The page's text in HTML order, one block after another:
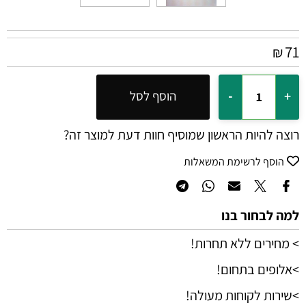
₪71
הוסף לסל
רוצה להיות הראשון שמוסיף חוות דעת למוצר זה?
הוסף לרשימת המשאלות
למה לבחור בנו
> מחירים ללא תחרות!
>אלופים בתחום!
>שירות לקוחות מעולה!